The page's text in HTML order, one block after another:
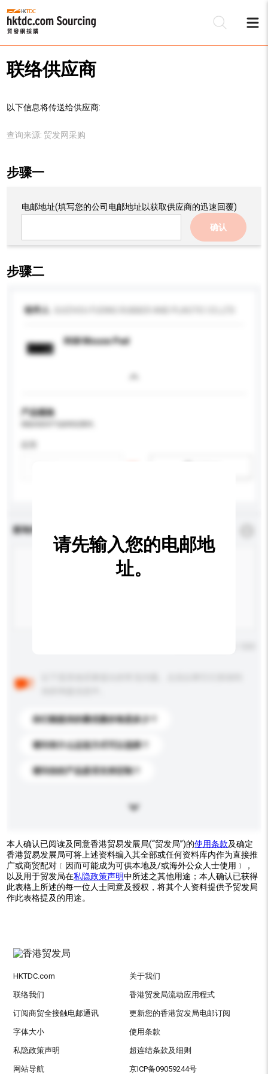
联络供应商
以下信息将传送给供应商:
查询来源: 贸发网采购
步骤一
电邮地址(填写您的公司电邮地址以获取供应商的迅速回覆)
确认
步骤二
收件人
RGB Mouse Pad
产品规格
查询内容
你们能提供的最优惠价格是多少？
请问有什么运送方式可以选择？
请问你的产品是否支持定制？
请先输入您的电邮地
址。
本人确认已阅读及同意香港贸易发展局(“贸发局”)的使用条款及确定
香港贸易发展局可将上述资料编入其全部或任何资料库内作为直接推
广或商贸配对﹝因而可能成为可供本地及/或海外公众人士使用﹞，
以及用于贸发局在私隐政策声明中所述之其他用途；本人确认已获得
此表格上所述的每一位人士同意及授权，将其个人资料提供予贸发局
作此表格提及的用途。
HKTDC.com 关于我们
联络我们 香港贸发局流动应用程式
订阅商贸全接触电邮通讯 更新您的香港贸发局电邮订阅
字体大小 使用条款
私隐政策声明 超连结条款及细则
网站导航 京ICP备09059244号